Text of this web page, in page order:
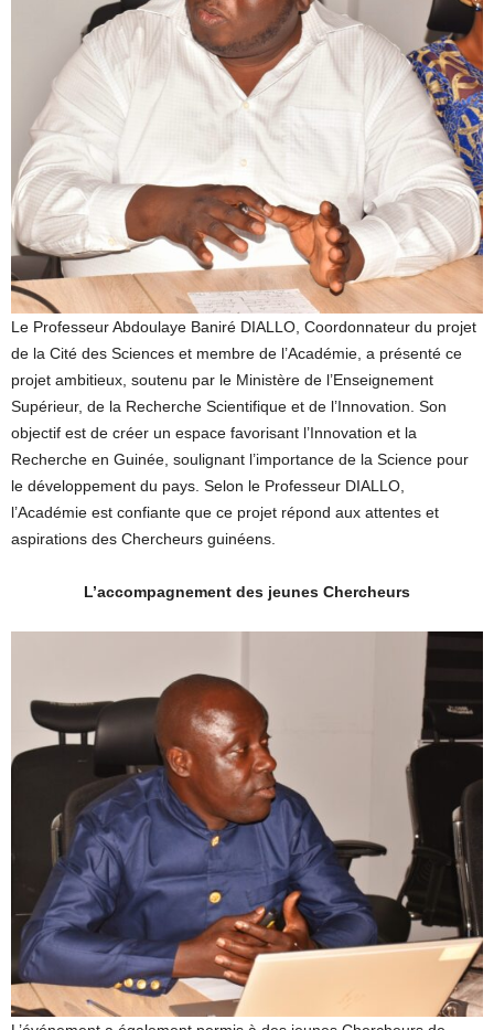
Le Professeur Abdoulaye Baniré DIALLO, Coordonnateur du projet
de la Cité des Sciences et membre de l’Académie, a présenté ce
projet ambitieux, soutenu par le Ministère de l’Enseignement
Supérieur, de la Recherche Scientifique et de l’Innovation. Son
objectif est de créer un espace favorisant l’Innovation et la
Recherche en Guinée, soulignant l’importance de la Science pour
le développement du pays. Selon le Professeur DIALLO,
l’Académie est confiante que ce projet répond aux attentes et
aspirations des Chercheurs guinéens.
L’accompagnement des jeunes Chercheurs